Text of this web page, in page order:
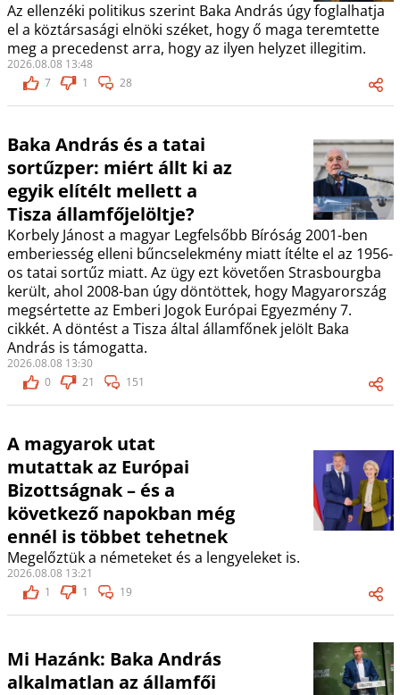
Az ellenzéki politikus szerint Baka András úgy foglalhatja
el a köztársasági elnöki széket, hogy ő maga teremtette
meg a precedenst arra, hogy az ilyen helyzet illegitim.
2026.08.08 13:48
7
1 28
Baka András és a tatai
sortűzper: miért állt ki az
egyik elítélt mellett a
Tisza államfőjelöltje?
Korbely Jánost a magyar Legfelsőbb Bíróság 2001-ben
emberiesség elleni bűncselekmény miatt ítélte el az 1956-
os tatai sortűz miatt. Az ügy ezt követően Strasbourgba
került, ahol 2008-ban úgy döntöttek, hogy Magyarország
megsértette az Emberi Jogok Európai Egyezmény 7.
cikkét. A döntést a Tisza által államfőnek jelölt Baka
András is támogatta.
2026.08.08 13:30
0
21 151
A magyarok utat
mutattak az Európai
Bizottságnak – és a
következő napokban még
ennél is többet tehetnek
Megelőztük a németeket és a lengyeleket is.
2026.08.08 13:21
1
1 19
Mi Hazánk: Baka András
alkalmatlan az államfői